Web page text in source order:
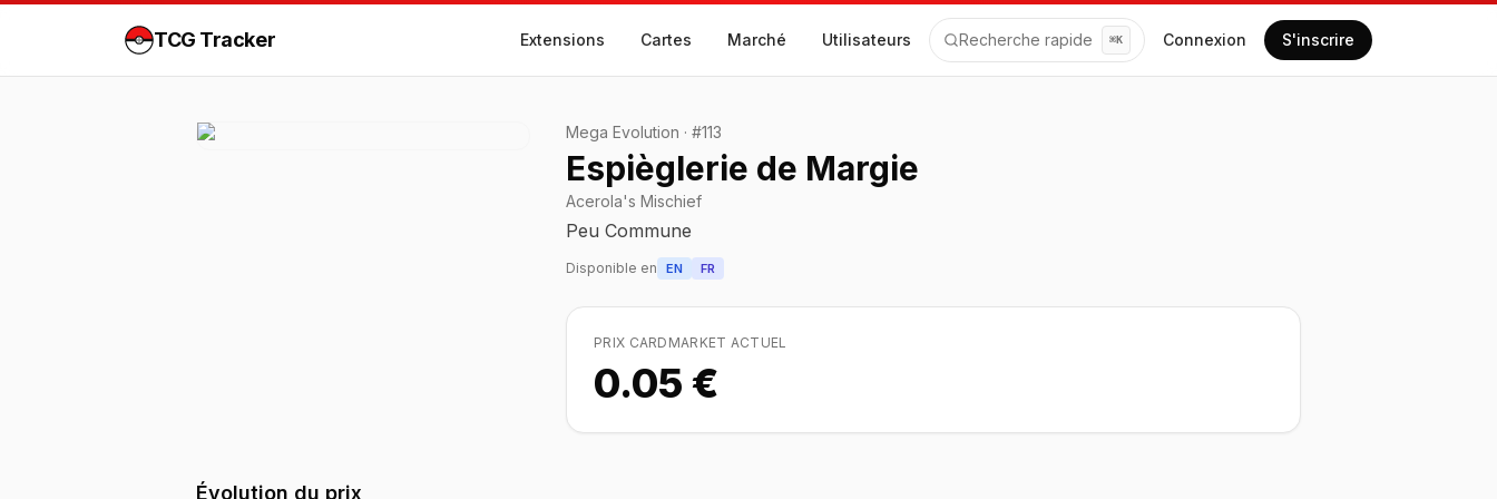
TCG Tracker Extensions Cartes Marché Utilisateurs Recherche rapide ⌘K Connexion S'inscrire
Mega Evolution · #113
Espièglerie de Margie
Acerola's Mischief
Peu Commune
Disponible en EN FR
PRIX CARDMARKET ACTUEL
0.05 €
Évolution du prix